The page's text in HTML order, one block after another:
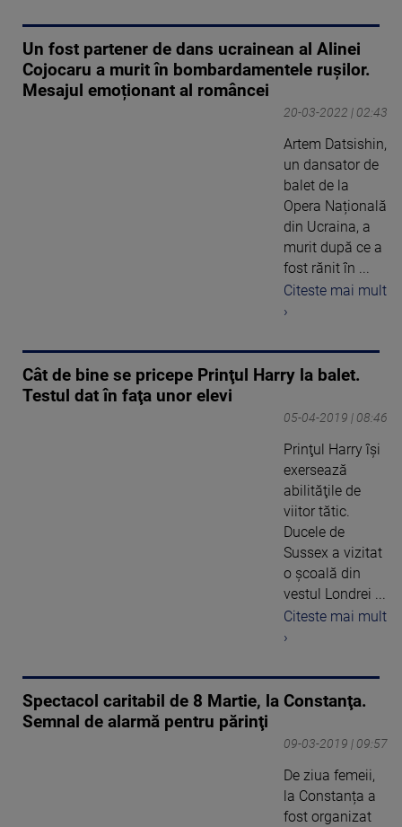
Un fost partener de dans ucrainean al Alinei
Cojocaru a murit în bombardamentele rușilor.
Mesajul emoționant al româncei
20-03-2022 | 02:43
Artem Datsishin,
un dansator de
balet de la
Opera Națională
din Ucraina, a
murit după ce a
fost rănit în ...
Citeste mai mult
›
Cât de bine se pricepe Prinţul Harry la balet.
Testul dat în faţa unor elevi
05-04-2019 | 08:46
Prinţul Harry îşi
exersează
abilităţile de
viitor tătic.
Ducele de
Sussex a vizitat
o şcoală din
vestul Londrei ...
Citeste mai mult
›
Spectacol caritabil de 8 Martie, la Constanţa.
Semnal de alarmă pentru părinţi
09-03-2019 | 09:57
De ziua femeii,
la Constanța a
fost organizat